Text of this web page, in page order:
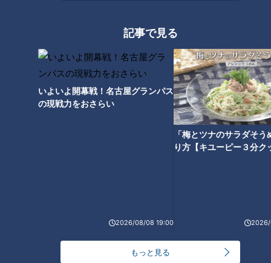
記事で見る
いよいよ開幕戦！名古屋グランパス
の現戦力をおさらい
2026/08/08 19:00
「梅とツナのサラダそう
り方【キユーピー３分ク
2026/
もっと見る
は、常にカメラを構えておいてください。
店長さん：では、いきますね。
大久保：うぉー、すごい！パスタみたい！これ、モンブランで